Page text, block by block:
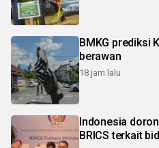
BMKG prediksi
berawan
18 jam lalu
Indonesia
BRICS terkait